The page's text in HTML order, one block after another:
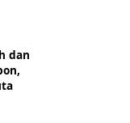
dan